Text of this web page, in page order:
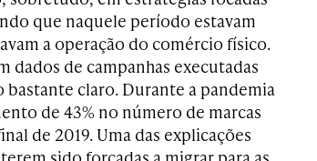
que naquele período estavam
a operação do comércio físico.
de campanhas executadas
bastante claro. Durante a pandemia
de 43% no número de marcas
de 2019. Uma das explicações